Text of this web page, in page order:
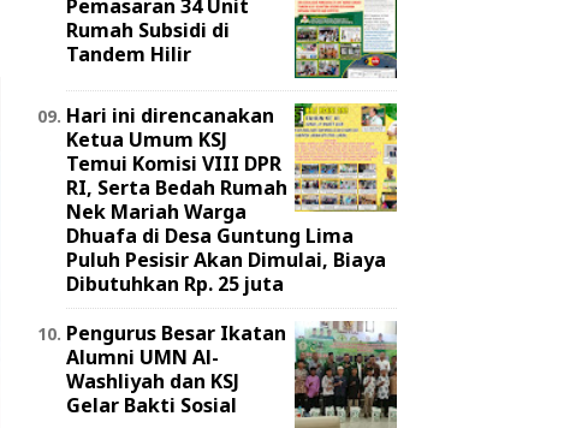
Pemasaran 34 Unit
Rumah Subsidi di
Tandem Hilir
Hari ini direncanakan
Ketua Umum KSJ
Temui Komisi VIII DPR
RI, Serta Bedah Rumah
Nek Mariah Warga
Dhuafa di Desa Guntung Lima
Puluh Pesisir Akan Dimulai, Biaya
Dibutuhkan Rp. 25 juta
Pengurus Besar Ikatan
Alumni UMN Al-
Washliyah dan KSJ
Gelar Bakti Sosial